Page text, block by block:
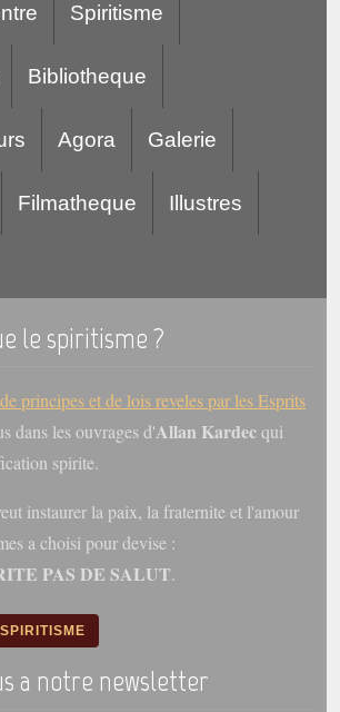
Spiritisme
Bibliotheque
Agora Galerie
Filmatheque Illustres
le spiritisme ?
principes et de lois reveles par les Esprits
dans les ouvrages d'Allan Kardecqui
spirite.
instaurer la paix, la fraternite et l'amour
a choisi pour devise :
PAS DE SALUT.
a notre newsletter